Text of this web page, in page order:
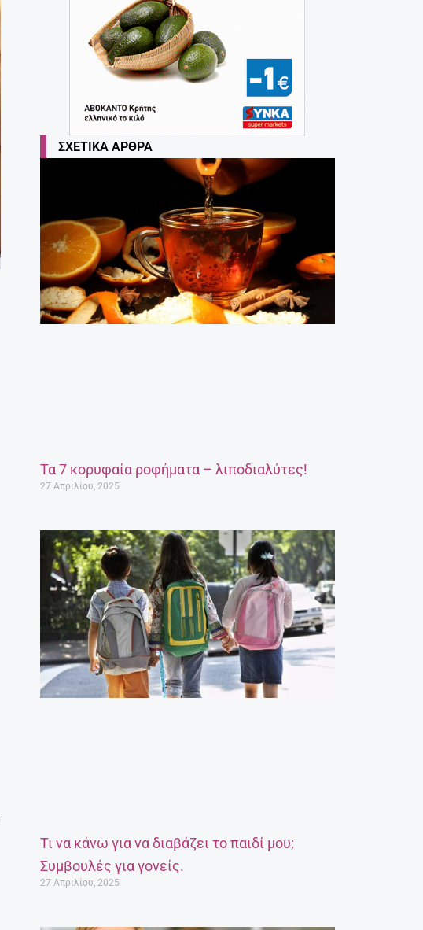
ΣΧΕΤΙΚΆ ΆΡΘΡΑ
Τα 7 κορυφαία ροφήματα – λιποδιαλύτες!
27 Απριλίου, 2025
Τι να κάνω για να διαβάζει το παιδί μου;
Συμβουλές για γονείς.
27 Απριλίου, 2025